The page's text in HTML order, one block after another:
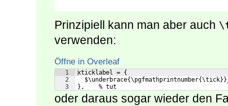
Prinzipiell kann man aber auch
verwenden:
Öffne in Overleaf
1
2
3
xticklabel = {
},    % tut
oder daraus sogar wieder den